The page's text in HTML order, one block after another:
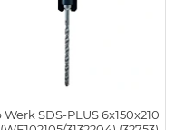
Werk SDS-PLUS 6x150x210